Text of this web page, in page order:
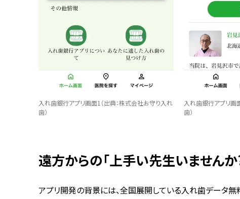
入れ歯銀行アプリ画面1（出典：株式会社お守り入れ
歯）
入れ歯銀行アプリ画
歯）
遠方からの「上手い先生いませんか
アプリ開発の背景には、全国展開している入れ歯データ